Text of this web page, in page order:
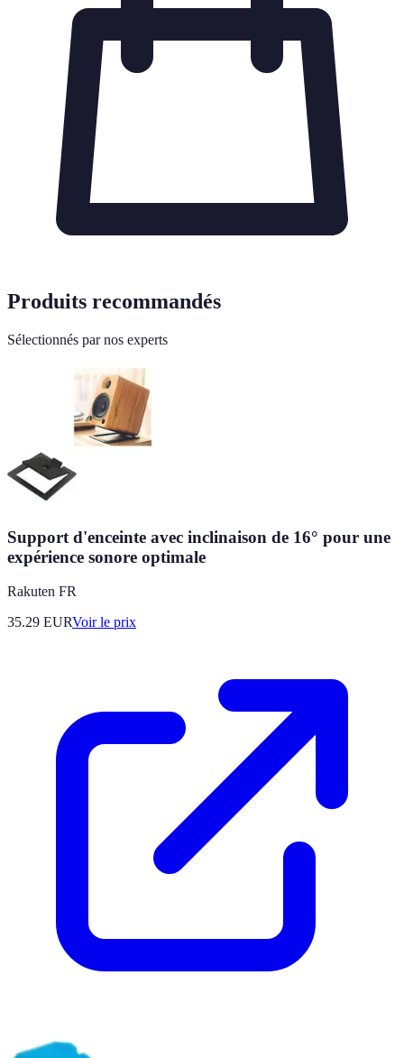
Produits recommandés
Sélectionnés par nos experts
Support d'enceinte avec inclinaison de 16° pour une
expérience sonore optimale
Rakuten FR
35.29 EURVoir le prix